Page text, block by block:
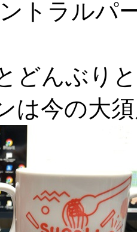
トラルパ
どんぶり
は今の大